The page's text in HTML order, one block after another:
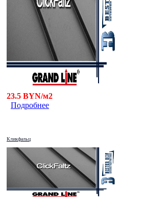
23.5 BYN/м2
Подробнее
Кликфальц